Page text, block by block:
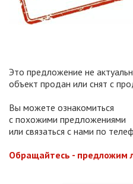
Это предложение не
объект продан или снят с
Вы можете ознакомиться
с похожими предложениями
или связаться с нами по
Обращайтесь - предложим